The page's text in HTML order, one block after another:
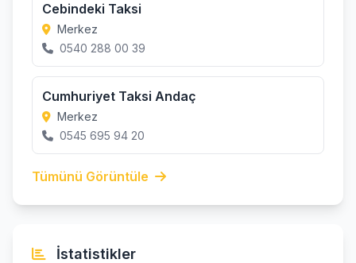
Cebindeki Taksi
Merkez
0540 288 00 39
Cumhuriyet Taksi Andaç
Merkez
0545 695 94 20
Tümünü Görüntüle
İstatistikler